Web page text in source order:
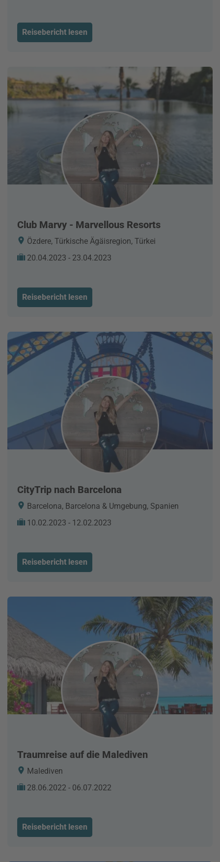
Reisebericht lesen
Club Marvy - Marvellous Resorts
Özdere, Türkische Ägäisregion, Türkei
20.04.2023 - 23.04.2023
Reisebericht lesen
CityTrip nach Barcelona
Barcelona, Barcelona & Umgebung, Spanien
10.02.2023 - 12.02.2023
Reisebericht lesen
Traumreise auf die Malediven
Malediven
28.06.2022 - 06.07.2022
Reisebericht lesen